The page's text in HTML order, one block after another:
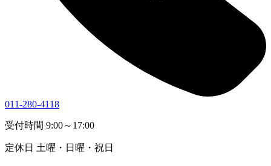
011-280-4118
受付時間 9:00～17:00
定休日 土曜・日曜・祝日